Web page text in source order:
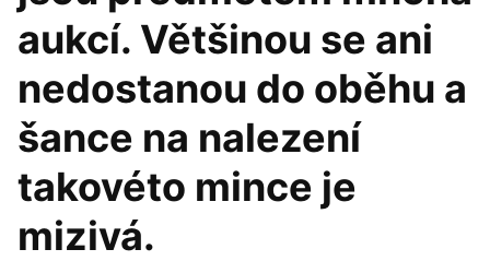
aukcí. Většinou se ani
nedostanou do oběhu a
šance na nalezení
takovéto mince je
mizivá.